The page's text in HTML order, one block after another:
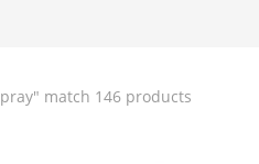
" match 146 products